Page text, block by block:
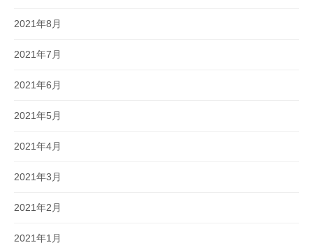
2021年8月
2021年7月
2021年6月
2021年5月
2021年4月
2021年3月
2021年2月
2021年1月